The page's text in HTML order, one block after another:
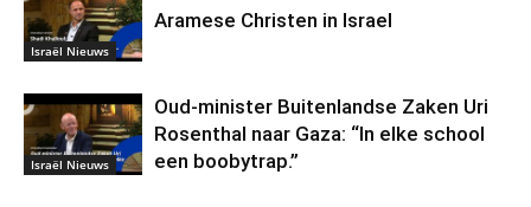
Israël Nieuws
Aramese Christen in Israel
Israël Nieuws
Oud-minister Buitenlandse Zaken Uri
Rosenthal naar Gaza: “In elke school
een boobytrap.”